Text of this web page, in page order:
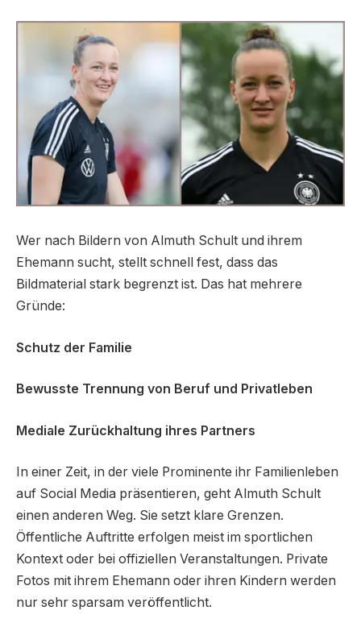
Wer nach Bildern von Almuth Schult und ihrem
Ehemann sucht, stellt schnell fest, dass das
Bildmaterial stark begrenzt ist. Das hat mehrere
Gründe:
Schutz der Familie
Bewusste Trennung von Beruf und Privatleben
Mediale Zurückhaltung ihres Partners
In einer Zeit, in der viele Prominente ihr Familienleben
auf Social Media präsentieren, geht Almuth Schult
einen anderen Weg. Sie setzt klare Grenzen.
Öffentliche Auftritte erfolgen meist im sportlichen
Kontext oder bei offiziellen Veranstaltungen. Private
Fotos mit ihrem Ehemann oder ihren Kindern werden
nur sehr sparsam veröffentlicht.